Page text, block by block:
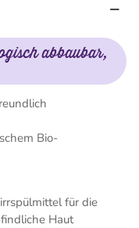
abbaubar,
Bio-
für die
Haut